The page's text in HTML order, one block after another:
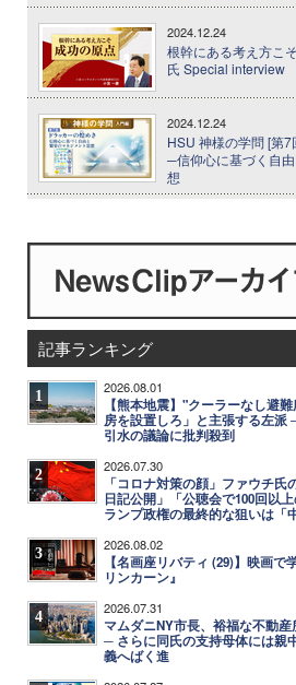
2024.12.24
根幹にある考え方こ
氏 Special interview
2024.12.24
HSU 神様の学問 [第
─信仰心に基づく自
想
記事ランキング
1 2026.08.01
【熊本地震】"クーラーなし避
房を設置しろ」と主張する左派
引水の議論に批判殺到
2 2026.07.30
「コロナ対策の顔」ファウチ
日記公開」「公聴会で100回以
ランプ政権の最終的な狙いは「
3 2026.08.02
【名画座リバティ (29)】映画
リンカーン』
4 2026.07.31
マムダニNY市長、裕福な不動
─ さらに同氏の支持母体には親
義へばく進